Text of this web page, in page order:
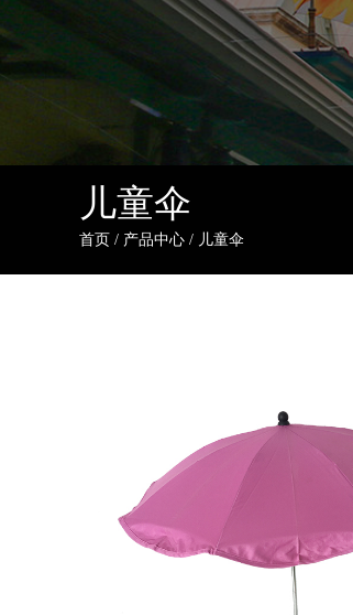
儿童伞
首页 / 产品中心 / 儿童伞